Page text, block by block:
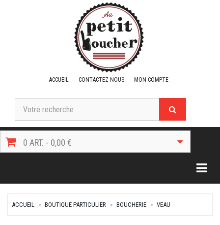
ACCUEIL CONTACTEZ NOUS MON COMPTE
0 ART. - 0,00 €
ACCUEIL BOUTIQUE PARTICULIER BOUCHERIE VEAU